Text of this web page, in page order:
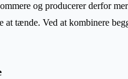
og producerer derfor
at tænde. Ved at kombinere